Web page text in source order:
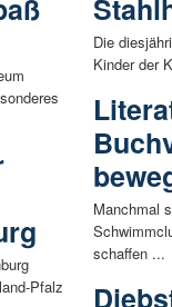
Pfalz
Die
Kinder der
Manchmal
schaffen ...